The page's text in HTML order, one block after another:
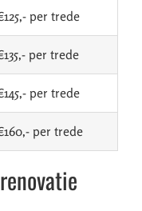
per trede
per trede
per trede
per trede